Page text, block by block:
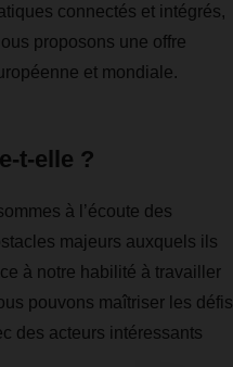
connectés et intégrés,
proposons une offre
et mondiale.
t-elle ?
à l’écoute des
majeurs auxquels ils
à notre habilité à travailler
pouvons maîtriser les défis
des acteurs intéressants